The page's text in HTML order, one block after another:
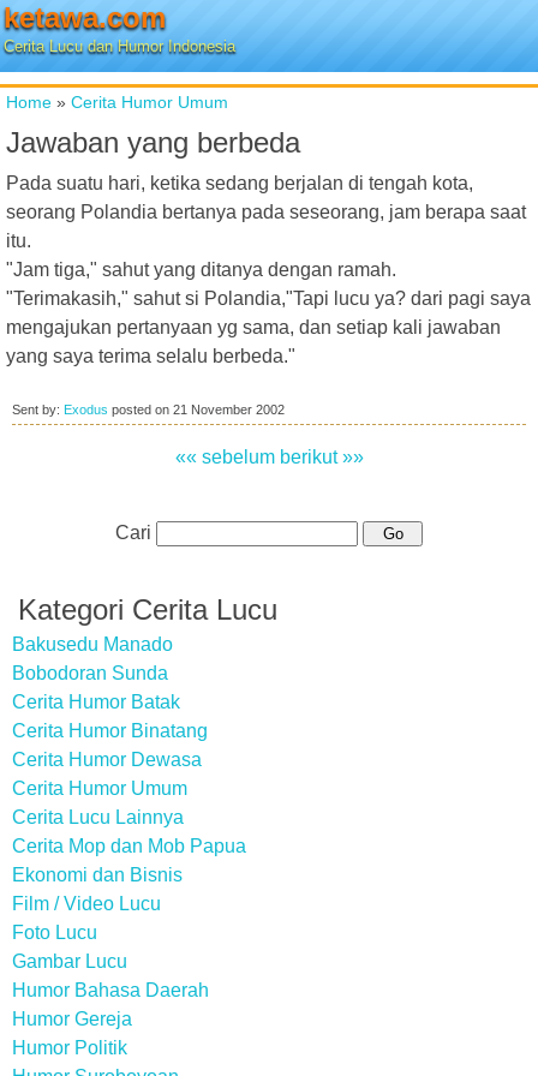
ketawa.com
Cerita Lucu dan Humor Indonesia
Home » Cerita Humor Umum
Jawaban yang berbeda
Pada suatu hari, ketika sedang berjalan di tengah kota,
seorang Polandia bertanya pada seseorang, jam berapa saat
itu.
"Jam tiga," sahut yang ditanya dengan ramah.
"Terimakasih," sahut si Polandia,"Tapi lucu ya? dari pagi saya
mengajukan pertanyaan yg sama, dan setiap kali jawaban
yang saya terima selalu berbeda."
Sent by: Exodus posted on 21 November 2002
«« sebelum berikut »»
Cari
Kategori Cerita Lucu
Bakusedu Manado
Bobodoran Sunda
Cerita Humor Batak
Cerita Humor Binatang
Cerita Humor Dewasa
Cerita Humor Umum
Cerita Lucu Lainnya
Cerita Mop dan Mob Papua
Ekonomi dan Bisnis
Film / Video Lucu
Foto Lucu
Gambar Lucu
Humor Bahasa Daerah
Humor Gereja
Humor Politik